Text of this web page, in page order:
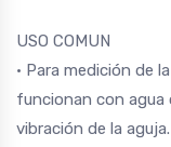
USO COMUN
• Para medición de
funcionan con agua
vibración de la aguja.